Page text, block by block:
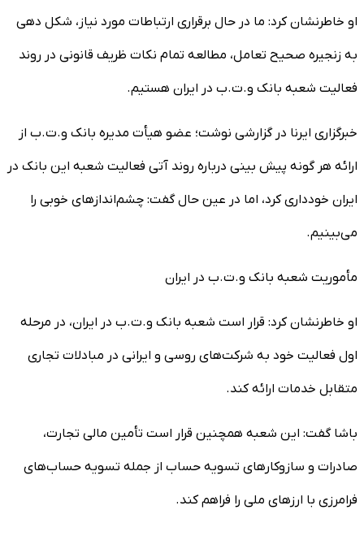
او خاطرنشان کرد: ما در حال برقراری ارتباطات مورد نیاز، شکل دهی
به زنجیره صحیح تعامل، مطالعه تمام نکات ظریف قانونی در روند
فعالیت شعبه بانک و.ت.ب در ایران هستیم.
خبرگزاری ایرنا در گزارشی نوشت؛ عضو هیأت مدیره بانک و.ت.ب از
ارائه هر گونه پیش بینی درباره روند آتی فعالیت شعبه این بانک در
ایران خودداری کرد، اما در عین حال گفت: چشم‌اندازهای خوبی را
می‌بینیم.
مأموریت شعبه بانک و.ت.ب در ایران
او خاطرنشان کرد:‌ قرار است شعبه بانک و.ت.ب در ایران، در مرحله
اول فعالیت خود به شرکت‌های روسی و ایرانی در مبادلات تجاری
متقابل خدمات ارائه کند.
باشا گفت: این شعبه همچنین قرار است تأمین مالی تجارت،
صادرات و سازوکارهای تسویه حساب از جمله تسویه‌ حساب‌های
فرامرزی با ارزهای ملی را فراهم کند.